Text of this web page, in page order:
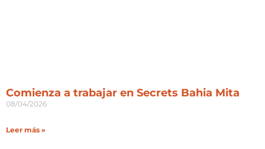
Comienza a trabajar en Secrets Bahia Mita
08/04/2026
Leer más »